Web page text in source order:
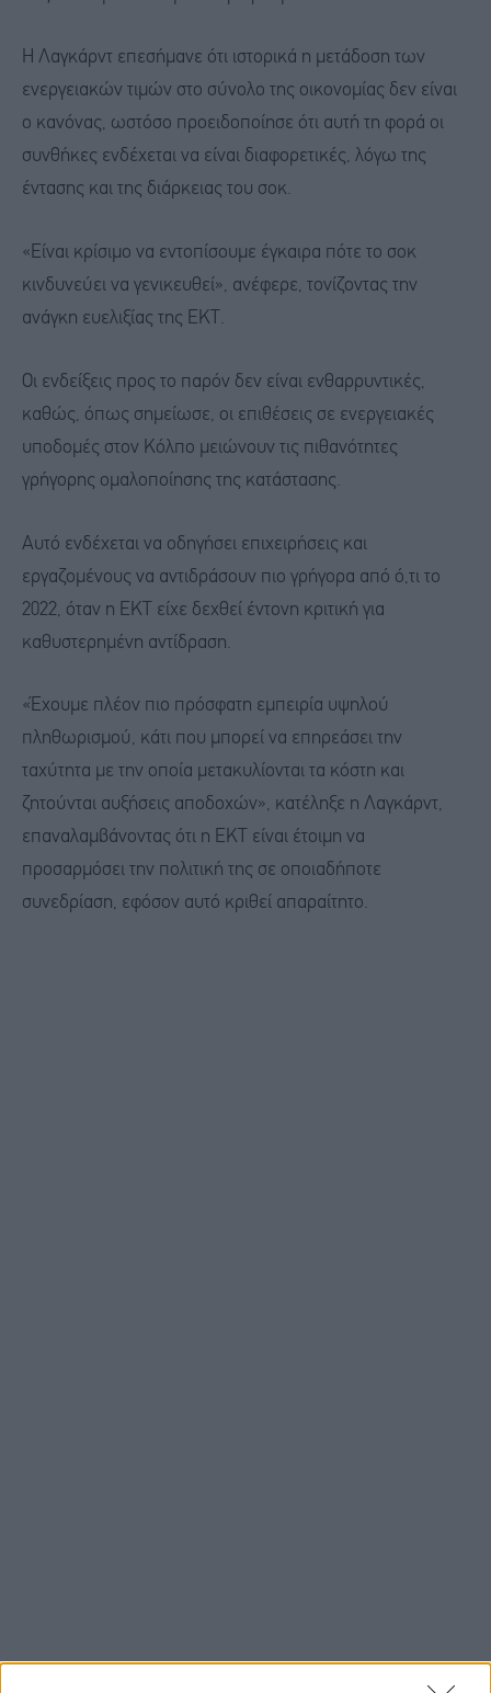
Η Λαγκάρντ επεσήμανε ότι ιστορικά η μετάδοση των
ενεργειακών τιμών στο σύνολο της οικονομίας δεν είναι
ο κανόνας, ωστόσο προειδοποίησε ότι αυτή τη φορά οι
συνθήκες ενδέχεται να είναι διαφορετικές, λόγω της
έντασης και της διάρκειας του σοκ.
«Είναι κρίσιμο να εντοπίσουμε έγκαιρα πότε το σοκ
κινδυνεύει να γενικευθεί», ανέφερε, τονίζοντας την
ανάγκη ευελιξίας της ΕΚΤ.
Οι ενδείξεις προς το παρόν δεν είναι ενθαρρυντικές,
καθώς, όπως σημείωσε, οι επιθέσεις σε ενεργειακές
υποδομές στον Κόλπο μειώνουν τις πιθανότητες
γρήγορης ομαλοποίησης της κατάστασης.
Αυτό ενδέχεται να οδηγήσει επιχειρήσεις και
εργαζομένους να αντιδράσουν πιο γρήγορα από ό,τι το
2022, όταν η ΕΚΤ είχε δεχθεί έντονη κριτική για
καθυστερημένη αντίδραση.
«Έχουμε πλέον πιο πρόσφατη εμπειρία υψηλού
πληθωρισμού, κάτι που μπορεί να επηρεάσει την
ταχύτητα με την οποία μετακυλίονται τα κόστη και
ζητούνται αυξήσεις αποδοχών», κατέληξε η Λαγκάρντ,
επαναλαμβάνοντας ότι η ΕΚΤ είναι έτοιμη να
προσαρμόσει την πολιτική της σε οποιαδήποτε
συνεδρίαση, εφόσον αυτό κριθεί απαραίτητο.